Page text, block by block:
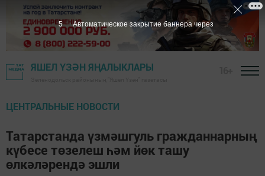
ЯШЕЛ ҮЗӘН ЯҢАЛЫКЛАРЫ
ЦЕНТРАЛЬНЫЕ НОВОСТИ
Татарстанда үзмәшгуль гражданнарның
күбесе төзелеш һәм йөк ташу
өлкәләрендә эшли
5 Автоматическое закрытие баннера через